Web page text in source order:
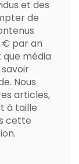
et des
de
€ par an
média
Nous
articles,
à taille
cette